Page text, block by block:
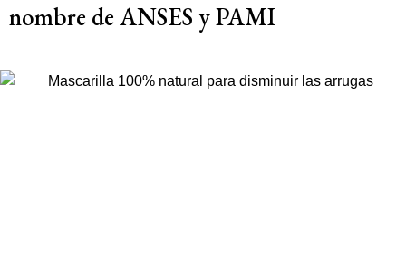
nombre de ANSES y PAMI